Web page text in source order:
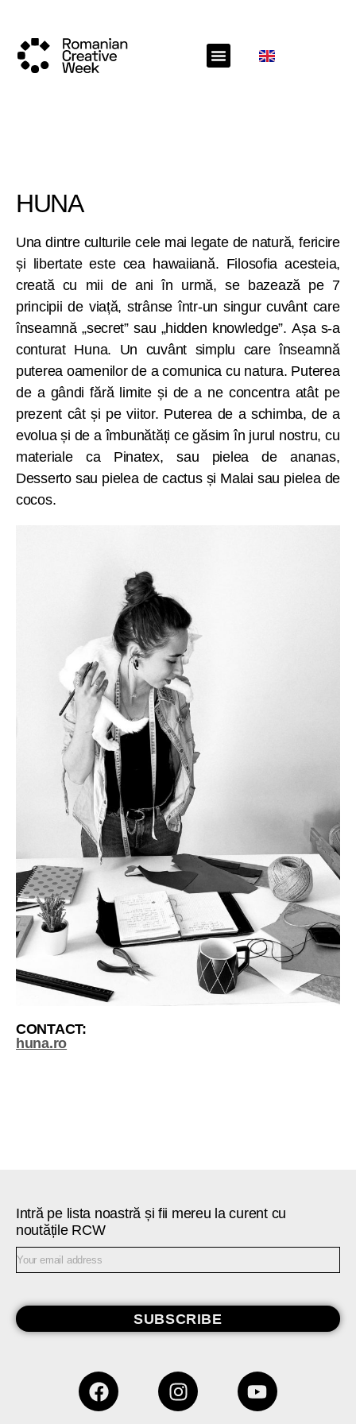
HUNA
Una dintre culturile cele mai legate de natură, fericire
și libertate este cea hawaiiană. Filosofia acesteia,
creată cu mii de ani în urmă, se bazează pe 7
principii de viață, strânse într-un singur cuvânt care
înseamnă „secret” sau „hidden knowledge”. Așa s-a
conturat Huna. Un cuvânt simplu care înseamnă
puterea oamenilor de a comunica cu natura. Puterea
de a gândi fără limite și de a ne concentra atât pe
prezent cât și pe viitor. Puterea de a schimba, de a
evolua și de a îmbunătăți ce găsim în jurul nostru, cu
materiale ca Pinatex, sau pielea de ananas,
Desserto sau pielea de cactus și Malai sau pielea de
cocos.
CONTACT:
huna.ro
Intră pe lista noastră și fii mereu la curent cu
noutățile RCW
SUBSCRIBE